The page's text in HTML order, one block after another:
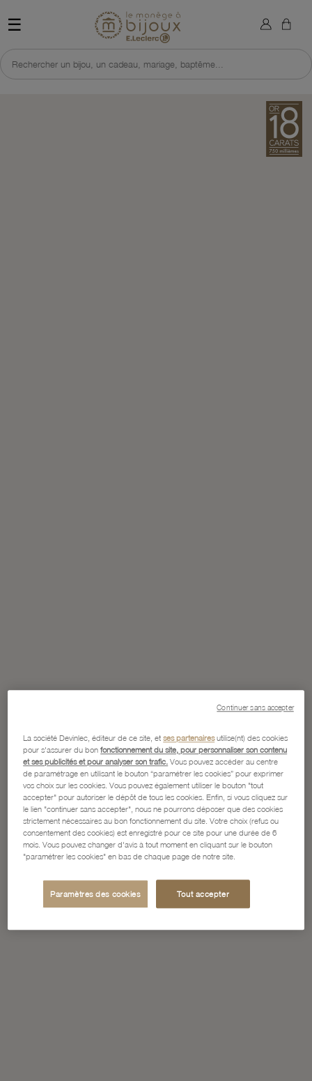
☰ Retour à l'accueil du site
Rechercher un bijou, un cadeau, mariage, baptême...
×
La société Devinlec, éditeur de ce site, etses partenairesutilise(nt) des cookies
pour s'assurer du bonfonctionnement du site, pour personnaliser son contenu
et ses publicités et pour analyser son trafic. Vous pouvez accéder au centre
de paramétrage en utilisant le bouton “paramétrer les cookies” pour exprimer
vos choix sur les cookies. Vous pouvez également utiliser le bouton "tout
accepter" pour autoriser le dépôt de tous les cookies. Enfin, si vous cliquez sur
le lien "continuer sans accepter", nous ne pourrons déposer que des cookies
strictement nécessaires au bon fonctionnement du site. Votre choix (refus ou
consentement des cookies) est enregistré pour ce site pour une durée de 6
mois. Vous pouvez changer d'avis à tout moment en cliquant sur le bouton
"paramétrer les cookies" en bas de chaque page de notre site.
Paramètres des cookies Tout accepter
Continuer sans accepter